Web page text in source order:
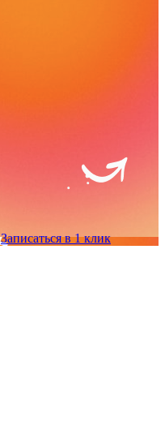
Записаться в 1 клик